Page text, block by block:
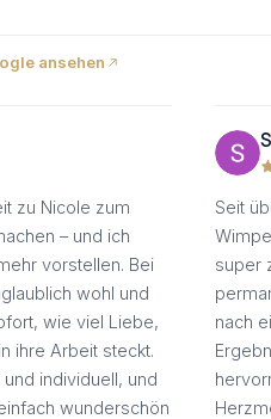
ansehen
zu Nicole zum
– und ich
vorstellen. Bei
wohl und
wie viel Liebe,
ihre Arbeit steckt.
individuell, und
wunderschön
Seit
super
nach